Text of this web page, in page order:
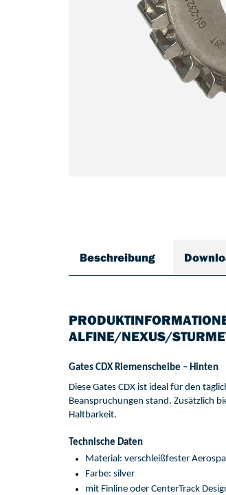
Beschreibung
ALFINE/NEXUS/
Gates CDX Riemenscheibe – Hinten
Diese Gates CDX ist ideal für den
Beanspruchungen stand. Zusätzlich
Haltbarkeit.
Technische Daten
Material: verschleißfester
Farbe: silver
mit Finline oder CenterTrack